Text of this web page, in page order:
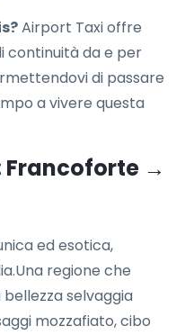
Airport Taxi offre
continuità da e per
di passare
a vivere questa
Francoforte →
ed esotica,
regione che
selvaggia
mozzafiato, cibo